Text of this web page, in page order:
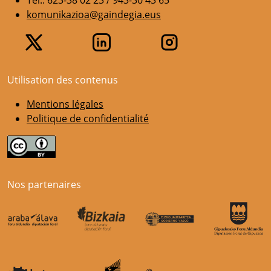
komunikazioa@gaindegia.eus
Utilisation des contenus
Mentions légales
Politique de confidentialité
Nos partenaires